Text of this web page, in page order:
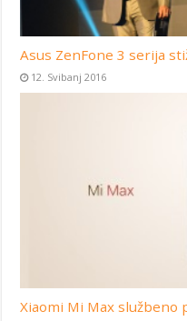
Asus ZenFone 3 serija
12. Svibanj 2016
Xiaomi Mi Max službeno